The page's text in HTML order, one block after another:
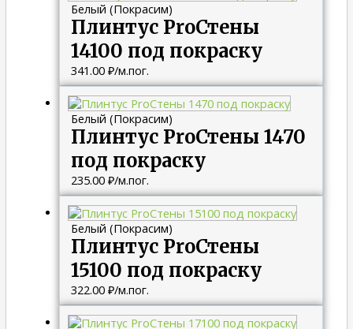
Белый (Покрасим)
Плинтус ProСтены
14100 под покраску
341.00 ₽/м.пог.
Белый (Покрасим)
Плинтус ProСтены 1470
под покраску
235.00 ₽/м.пог.
Белый (Покрасим)
Плинтус ProСтены
15100 под покраску
322.00 ₽/м.пог.